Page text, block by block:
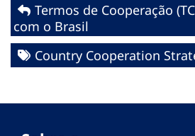
Termos de Cooperação
com o Brasil
Country Cooperation